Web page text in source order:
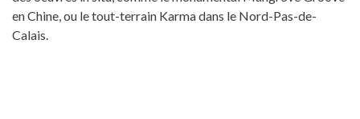
en Chine, ou le tout-terrain Karma dans le Nord-Pas-de-
Calais.